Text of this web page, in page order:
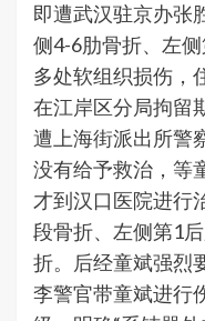
即遭武汉驻京办张
侧4-6肋骨折、左
多处软组织损伤，
在江岸区分局拘留
遭上海街派出所警
没有给予救治，等
才到汉口医院进行
段骨折、左侧第1
折。后经童斌强烈
李警官带童斌进行